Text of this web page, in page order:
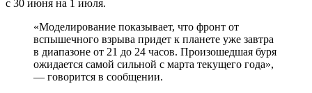
с 30 июня на 1 июля.
«Моделирование показывает, что фронт от
вспышечного взрыва придет к планете уже завтра
в диапазоне от 21 до 24 часов. Произошедшая буря
ожидается самой сильной с марта текущего года»,
— говорится в сообщении.